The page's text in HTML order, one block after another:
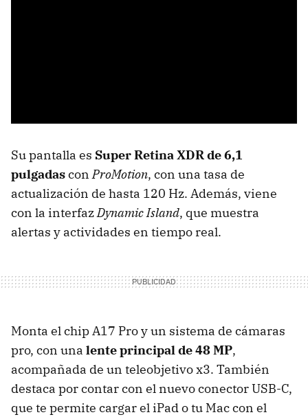
Su pantalla es Super Retina XDR de 6,1
pulgadasconProMotion, con una tasa de
actualización de hasta 120 Hz. Además, viene
con la interfazDynamic Island, que muestra
alertas y actividades en tiempo real.
Monta el chip A17 Pro y un sistema de cámaras
pro, con una lente principal de 48 MP,
acompañada de un teleobjetivo x3. También
destaca por contar con el nuevo conector USB-C,
que te permite cargar el iPad o tu Mac con el